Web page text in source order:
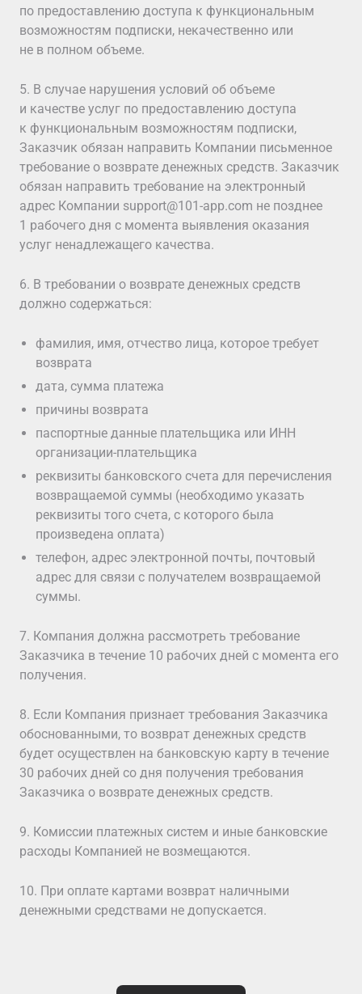
по предоставлению доступа к функциональным
возможностям подписки, некачественно или
не в полном объеме.
5. В случае нарушения условий об объеме
и качестве услуг по предоставлению доступа
к функциональным возможностям подписки,
Заказчик обязан направить Компании письменное
требование о возврате денежных средств. Заказчик
обязан направить требование на электронный
адрес Компании support@101-app.com не позднее
1 рабочего дня с момента выявления оказания
услуг ненадлежащего качества.
6. В требовании о возврате денежных средств
должно содержаться:
фамилия, имя, отчество лица, которое требует
возврата
дата, сумма платежа
причины возврата
паспортные данные плательщика или ИНН
организации-плательщика
реквизиты банковского счета для перечисления
возвращаемой суммы (необходимо указать
реквизиты того счета, с которого была
произведена оплата)
телефон, адрес электронной почты, почтовый
адрес для связи с получателем возвращаемой
суммы.
7. Компания должна рассмотреть требование
Заказчика в течение 10 рабочих дней с момента его
получения.
8. Если Компания признает требования Заказчика
обоснованными, то возврат денежных средств
будет осуществлен на банковскую карту в течение
30 рабочих дней со дня получения требования
Заказчика о возврате денежных средств.
9. Комиссии платежных систем и иные банковские
расходы Компанией не возмещаются.
10. При оплате картами возврат наличными
денежными средствами не допускается.